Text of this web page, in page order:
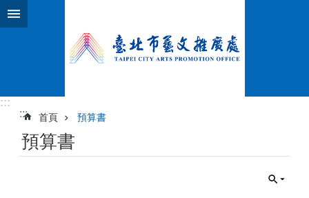
跳到主要內容區塊
:::
:::
首頁 預算書
預算書